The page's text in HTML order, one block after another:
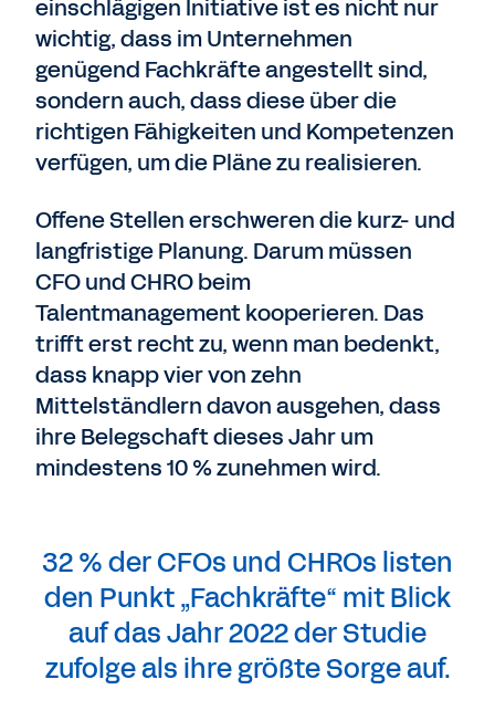
einschlägigen Initiative ist es nicht nur
wichtig, dass im Unternehmen
genügend Fachkräfte angestellt sind,
sondern auch, dass diese über die
richtigen Fähigkeiten und Kompetenzen
verfügen, um die Pläne zu realisieren.
Offene Stellen erschweren die kurz- und
langfristige Planung. Darum müssen
CFO und CHRO beim
Talentmanagement kooperieren. Das
trifft erst recht zu, wenn man bedenkt,
dass knapp vier von zehn
Mittelständlern davon ausgehen, dass
ihre Belegschaft dieses Jahr um
mindestens 10 % zunehmen wird.
32 % der CFOs und CHROs listen
den Punkt „Fachkräfte“ mit Blick
auf das Jahr 2022 der Studie
zufolge als ihre größte Sorge auf.